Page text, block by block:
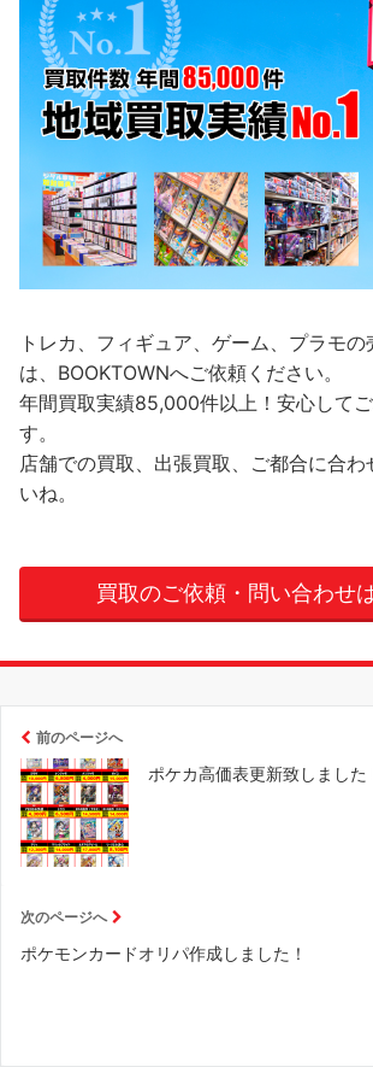
トレカ、フィギュア、ゲーム、プラモ
は、BOOKTOWNへご依頼ください。
年間買取実績85,000件以上！安心して
す。
店舗での買取、出張買取、ご都合に合わ
いね。
買取のご依頼・問い合わせ
前のページへ
ポケカ高価表更新致しました
次のページへ
ポケモンカードオリパ作成しました！